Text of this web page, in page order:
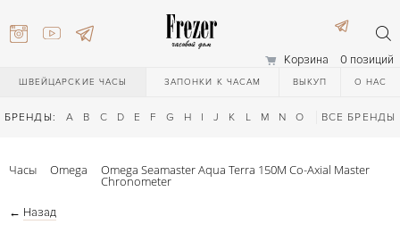
Корзина 0 позиций
ШВЕЙЦАРСКИЕ ЧАСЫ ЗАПОНКИ К ЧАСАМ ВЫКУП О НАС
БРЕНДЫ: A B C D E F G H I J K L M N O Q R S T
ВСЕ БРЕНДЫ
Часы Omega Omega Seamaster Aqua Terra 150M Co-Axial Master
Chronometer
← Назад